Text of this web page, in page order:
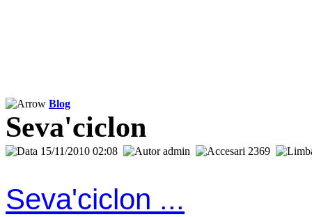
Blog
Seva'ciclon
15/11/2010 02:08 admin 2369
Seva'ciclon ...